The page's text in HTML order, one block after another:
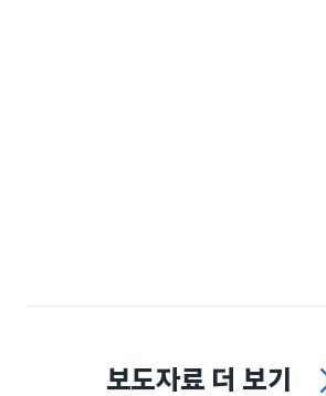
보도자료 더 보기